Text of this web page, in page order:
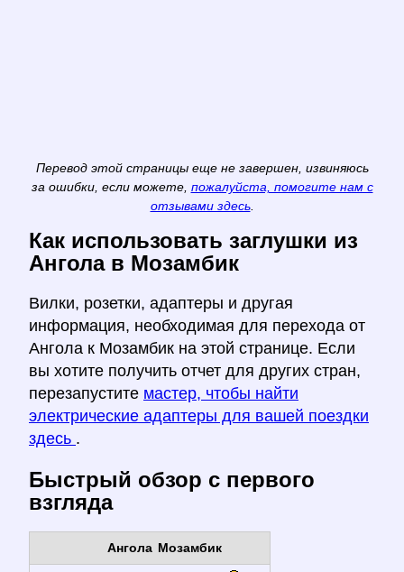
Перевод этой страницы еще не завершен, извиняюсь
за ошибки, если можете, пожалуйста, помогите нам с
отзывами здесь.
Как использовать заглушки из
Ангола в Мозамбик
Вилки, розетки, адаптеры и другая
информация, необходимая для перехода от
Ангола к Мозамбик на этой странице. Если
вы хотите получить отчет для других стран,
перезапустите мастер, чтобы найти
электрические адаптеры для вашей поездки
здесь .
Быстрый обзор с первого
взгляда
Ангола Мозамбик